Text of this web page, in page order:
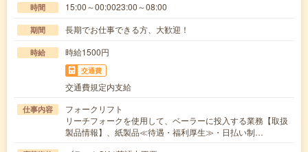
時間 15:00～00:0023:00～08:00
期間 長期でお仕事できる方、大歓迎！
時給 時給1500円
交通費
交通費規定内支給
仕事内容
フォークリフト
リーチフォークを使用して、ベーラーに投入する業務【取扱
製品情報】、紙製品≪待遇・福利厚生≫・日払い制…